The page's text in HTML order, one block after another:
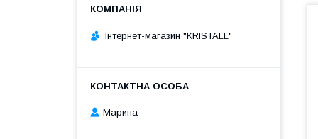
Інтернет-магазин "KRISTALL"
Марина